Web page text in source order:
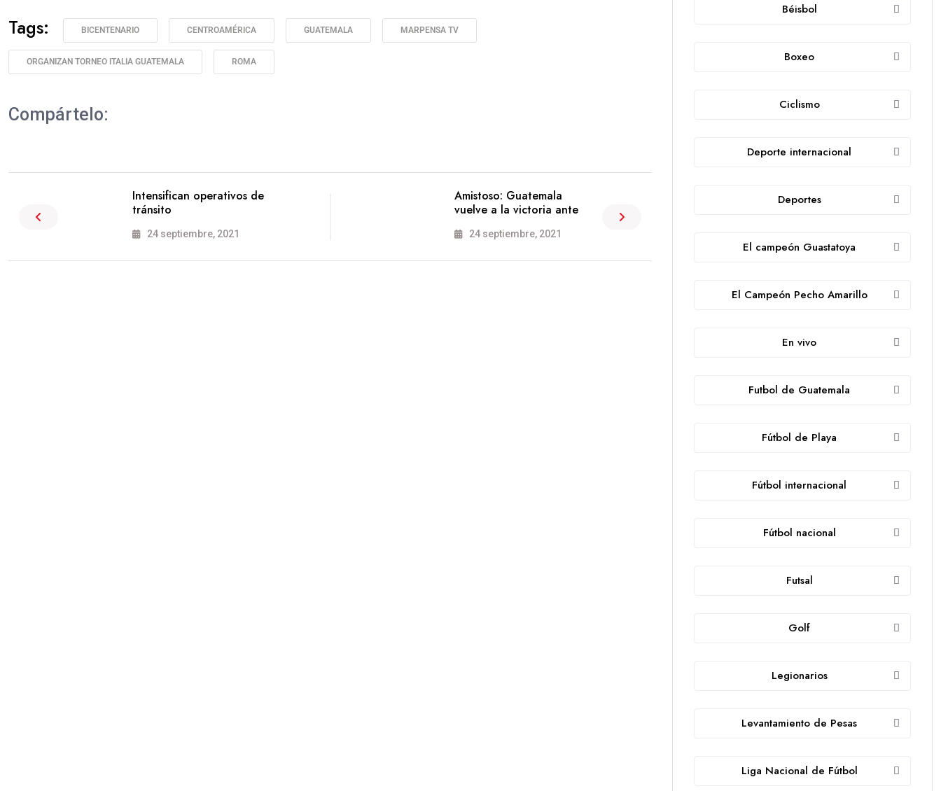
Tags: BICENTENARIO CENTROAMÉRICA GUATEMALA MARPENSA TV
ORGANIZAN TORNEO ITALIA GUATEMALA ROMA
Compártelo:
Intensifican operativos de
tránsito
24 septiembre, 2021
Amistoso: Guatemala
vuelve a la victoria ante
24 septiembre, 2021
Béisbol
Boxeo
Ciclismo
Deporte internacional
Deportes
El campeón Guastatoya
El Campeón Pecho Amarillo
En vivo
Futbol de Guatemala
Fútbol de Playa
Fútbol internacional
Fútbol nacional
Futsal
Golf
Legionarios
Levantamiento de Pesas
Liga Nacional de Fútbol